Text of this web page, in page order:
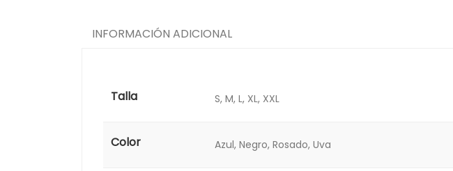
INFORMACIÓN ADICIONAL
Talla S, M, L, XL, XXL
Color Azul, Negro, Rosado, Uva